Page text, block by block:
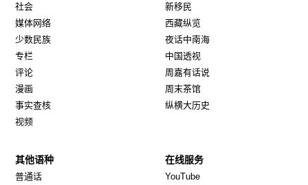
社会
媒体网络
少数民族
专栏
评论
漫画
事实查核
视频
新移民
西藏纵览
夜话中南海
中国透视
周嘉有话说
周末茶馆
纵横大历史
其他语种
普通话
在线服务
YouTube